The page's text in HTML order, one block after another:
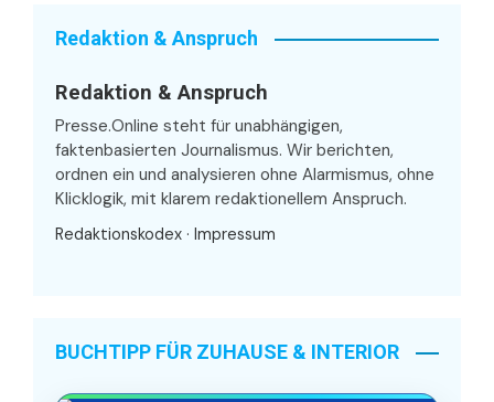
Redaktion & Anspruch
Redaktion & Anspruch
Presse.Online steht für unabhängigen,
faktenbasierten Journalismus. Wir berichten,
ordnen ein und analysieren ohne Alarmismus, ohne
Klicklogik, mit klarem redaktionellem Anspruch.
Redaktionskodex · Impressum
BUCHTIPP FÜR ZUHAUSE & INTERIOR